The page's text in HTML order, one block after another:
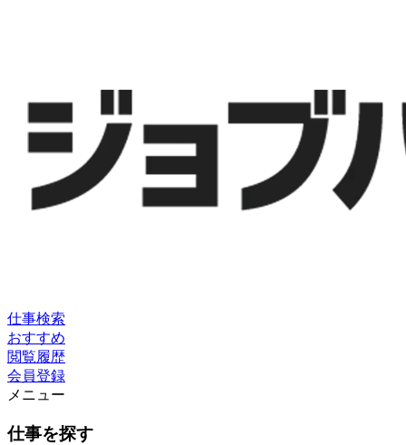
仕事検索
おすすめ
閲覧履歴
会員登録
メニュー
仕事を探す